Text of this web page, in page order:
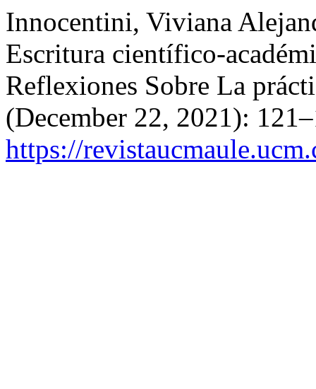
Innocentini, Viviana
Escritura científico-
Reflexiones Sobre La
(December 22, 2021):
https://